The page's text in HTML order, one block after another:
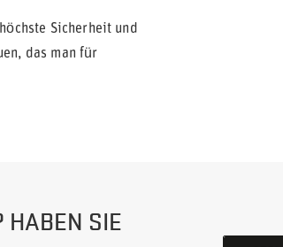
Sicherheit und
das man für
HABEN SIE